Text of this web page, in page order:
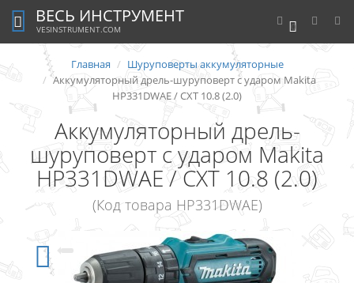
0
ВЕСЬ ИНСТРУМЕНТ
VESINSTRUMENT.COM
Главная
Шуруповерты аккумуляторные
Аккумуляторный дрель-шуруповерт с ударом Makita
HP331DWAE / CXT 10.8 (2.0)
Аккумуляторный дрель-
шуруповерт с ударом Makita
HP331DWAE / CXT 10.8 (2.0)
(Код товара HP331DWAE)